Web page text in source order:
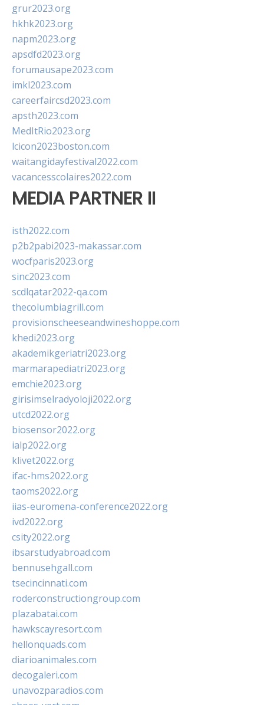
grur2023.org
hkhk2023.org
napm2023.org
apsdfd2023.org
forumausape2023.com
imkl2023.com
careerfaircsd2023.com
apsth2023.com
MedItRio2023.org
lcicon2023boston.com
waitangidayfestival2022.com
vacancesscolaires2022.com
MEDIA PARTNER II
isth2022.com
p2b2pabi2023-makassar.com
wocfparis2023.org
sinc2023.com
scdlqatar2022-qa.com
thecolumbiagrill.com
provisionscheeseandwineshoppe.com
khedi2023.org
akademikgeriatri2023.org
marmarapediatri2023.org
emchie2023.org
girisimselradyoloji2022.org
utcd2022.org
biosensor2022.org
ialp2022.org
klivet2022.org
ifac-hms2022.org
taoms2022.org
iias-euromena-conference2022.org
ivd2022.org
csity2022.org
ibsarstudyabroad.com
bennusehgall.com
tsecincinnati.com
roderconstructiongroup.com
plazabatai.com
hawkscayresort.com
hellonquads.com
diarioanimales.com
decogaleri.com
unavozparadios.com